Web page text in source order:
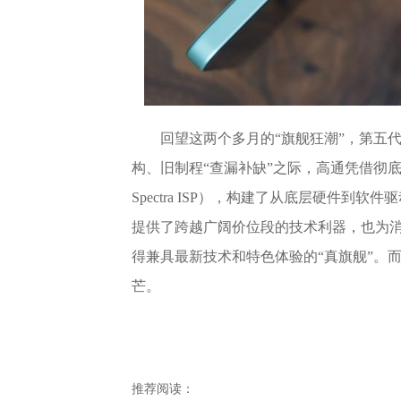
回望这两个多月的“旗舰狂潮”，第五
构、旧制程“查漏补缺”之际，高通凭借彻
Spectra ISP），构建了从底层硬件到软件
提供了跨越广阔价位段的技术利器，也为
得兼具最新技术和特色体验的“真旗舰”。
芒。
推荐阅读：